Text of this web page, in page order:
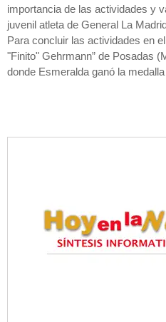
importancia de las actividades y
juvenil atleta de General La
Para concluir las actividades en
"Finito" Gehrmann” de Posadas
donde Esmeralda ganó la